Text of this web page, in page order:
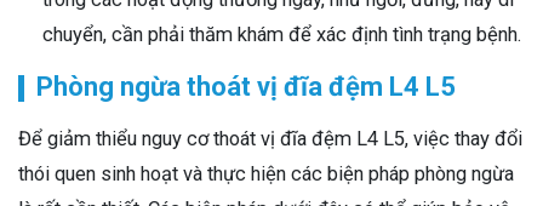
chuyển, cần phải thăm khám để xác định tình trạng bệnh.
Phòng ngừa thoát vị đĩa đệm L4 L5
Để giảm thiểu nguy cơ thoát vị đĩa đệm L4 L5, việc thay đổi
thói quen sinh hoạt và thực hiện các biện pháp phòng ngừa